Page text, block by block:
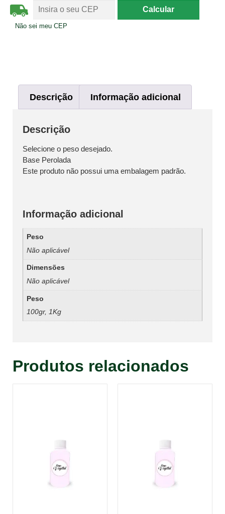
Não sei meu CEP
Descrição Informação adicional
Descrição
Selecione o peso desejado.
Base Perolada
Este produto não possui uma embalagem padrão.
Informação adicional
Peso
Não aplicável
Dimensões
Não aplicável
Peso
100gr, 1Kg
Produtos relacionados